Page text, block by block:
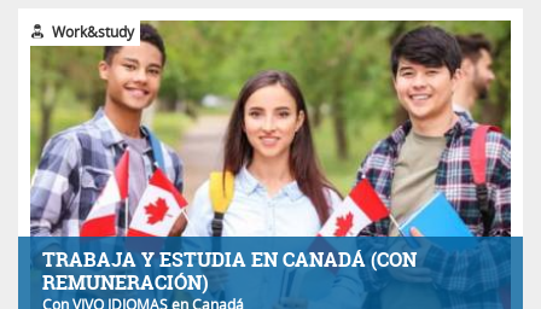
TRABAJA Y ESTUDIA EN CANADÁ (CON
REMUNERACIÓN)
ConVIVO IDIOMASen Canadá
Work&study